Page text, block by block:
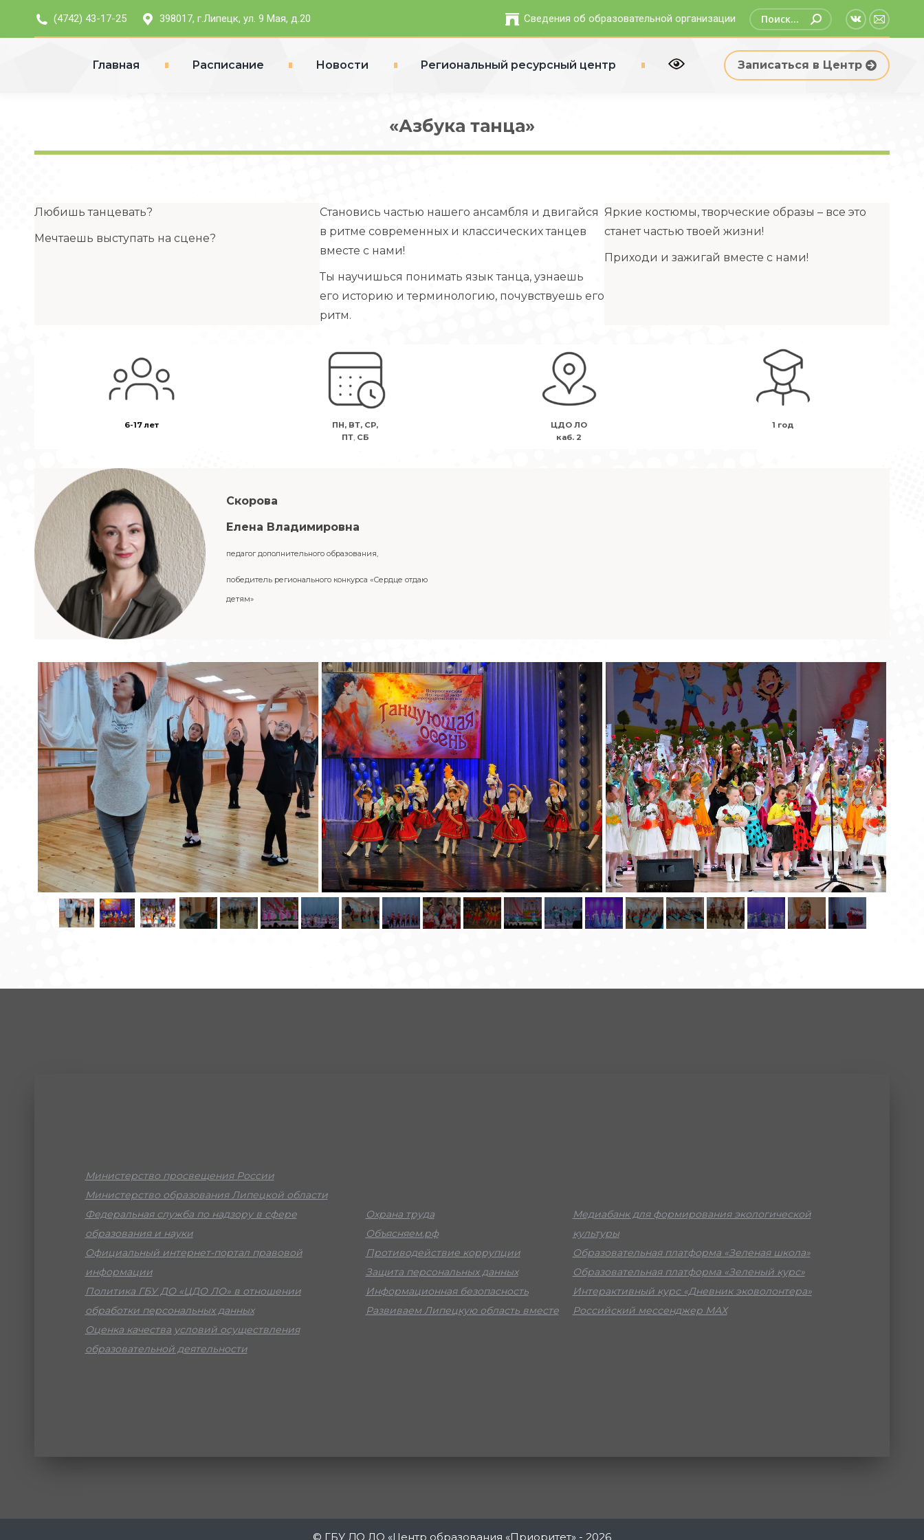
(4742) 43-17-25 398017, г.Липецк, ул. 9 Мая, д.20 Сведения об образовательной организации Поиск:
Страница
Вконтакте
Email
Главная Расписание Новости Региональный ресурсный центр Записаться в Центр
«Азбука танца»
Любишь танцевать?
Мечтаешь выступать на сцене?
Становись частью нашего ансамбля и двигайся
в ритме современных и классических танцев
вместе с нами!
Ты научишься понимать язык танца, узнаешь
его историю и терминологию, почувствуешь его
ритм.
Яркие костюмы, творческие образы – все это
станет частью твоей жизни!
Приходи и зажигай вместе с нами!
6-17 лет
ПН, ВТ, СР,
ПТ, СБ
ЦДО ЛО
каб. 2
1 год
Скорова
Елена Владимировна
педагог дополнительного образования,
победитель регионального конкурса «Сердце отдаю
детям»
Министерство просвещения России
Министерство образования Липецкой области
Федеральная служба по надзору в сфере
образования и науки
Официальный интернет-портал правовой
информации
Политика ГБУ ДО «ЦДО ЛО» в отношении
обработки персональных данных
Оценка качества условий осуществления
образовательной деятельности
Охрана труда
Объясняем.рф
Противодействие коррупции
Защита персональных данных
Информационная безопасность
Развиваем Липецкую область вместе
Медиабанк для формирования экологической
культуры
Образовательная платформа «Зеленая школа»
Образовательная платформа «Зеленый курс»
Интерактивный курс «Дневник эковолонтера»
Российский мессенджер МАХ
© ГБУ ДО ЛО «Центр образования «Приоритет» - 2026